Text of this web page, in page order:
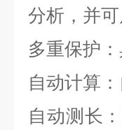
分析，并可
多重保护
自动计算
自动测长